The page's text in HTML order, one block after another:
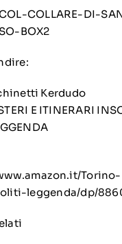
Kerdudo
E ITINERARI
leggenda/dp/